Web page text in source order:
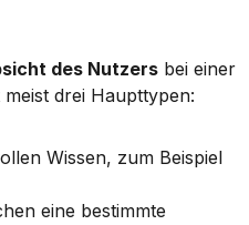
des Nutzers bei einer
drei Haupttypen:
Wissen, zum Beispiel
eine bestimmte